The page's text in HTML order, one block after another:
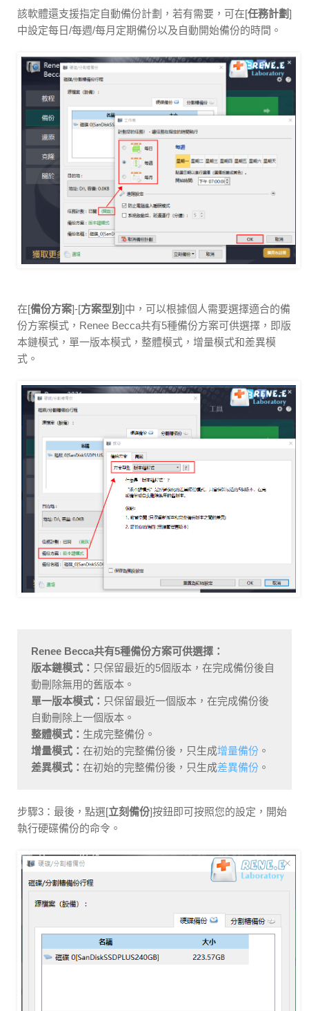
該軟體還支援指定自動備份計劃，若有需要，可在[任務計劃]
中設定每日/每週/每月定期備份以及自動開始備份的時間。
在[備份方案]-[方案型別 ]中，可以根據個人需要選擇適合的備
份方案模式，Renee Becca共有5種備份方案可供選擇，即版
本鏈模式，單一版本模式，整體模式，增量模式和差異模
式。
Renee Becca共有5種備份方案可供選擇：
版本鏈模式： 只保留最近的5個版本，在完成備份後自
動刪除無用的舊版本。
單一版本模式： 只保留最近一個版本，在完成備份後
自動刪除上一個版本。
整體模式： 生成完整備份。
增量模式： 在初始的完整備份後，只生成增量備份 。
差異模式： 在初始的完整備份後，只生成差異備份 。
步驟3：最後，點選[立刻備份]按鈕即可按照您的設定，開始
執行硬碟備份的命令。